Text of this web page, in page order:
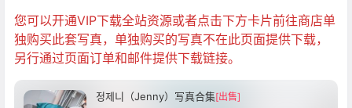
您可以开通VIP下载全站资源或者点击下方卡片前往商店单
独购买此套写真，单独购买的写真不在此页面提供下载，
另行通过页面订单和邮件提供下载链接。
정제니（Jenny）写真合集[出售]